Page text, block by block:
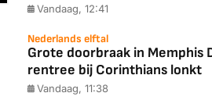
Vandaag, 12:41
Nederlands elftal
Grote doorbraak in Memphis
rentree bij Corinthians lonkt
Vandaag, 11:38